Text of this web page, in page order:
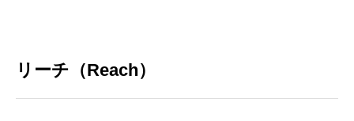
リーチ（Reach）